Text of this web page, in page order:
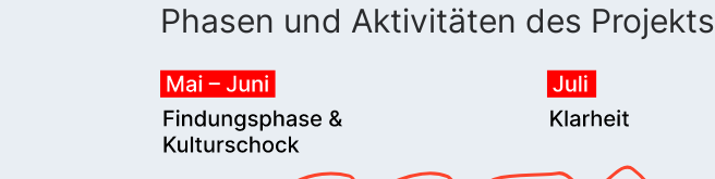
Phasen und Aktivitäten des Projekts